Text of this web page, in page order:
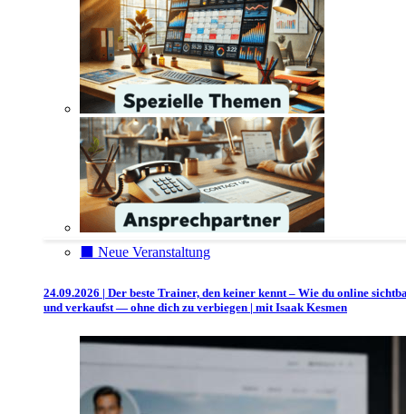
⬛️ Neue Veranstaltung
24.09.2026 | Der beste Trainer, den keiner kennt – Wie du online
und verkaufst — ohne dich zu verbiegen | mit Isaak Kesmen